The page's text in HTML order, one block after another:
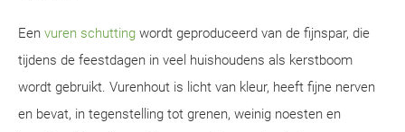
Een vuren schutting wordt geproduceerd van de fijnspar, die
tijdens de feestdagen in veel huishoudens als kerstboom
wordt gebruikt. Vurenhout is licht van kleur, heeft fijne nerven
en bevat, in tegenstelling tot grenen, weinig noesten en